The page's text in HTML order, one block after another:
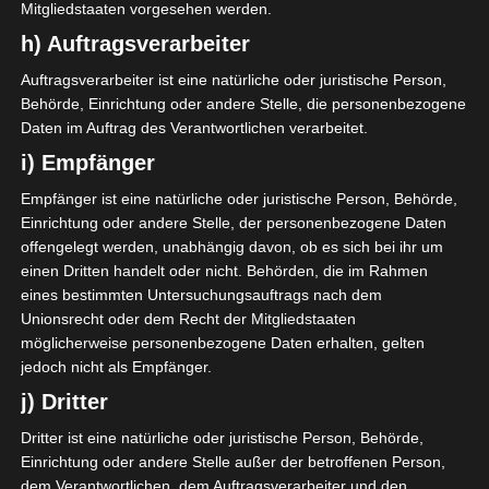
Esperance Sportive Zarzis gegen AS Rejiche (Aymen
Nasri)
Sonntag, 31. Oktober um 16h30
Club Africain gegen AS Soliman (Haythem Kossai)
Ben Ishak)
Die Begegnungen/Ergebnisse im Detail
Gruppe A
SPIELTAG 3
30 Okt. 2021
Hammam Sousse
(ESHS)
2 1
Club Sportif de
Hammam-Lif (CSHL)
Mitgliedstaaten vorgesehen werden.
h) Auftragsverarbeiter
Auftragsverarbeiter ist eine natürliche oder juristische Person,
Behörde, Einrichtung oder andere Stelle, die personenbezogene
Daten im Auftrag des Verantwortlichen verarbeitet.
i) Empfänger
Empfänger ist eine natürliche oder juristische Person, Behörde,
Einrichtung oder andere Stelle, der personenbezogene Daten
offengelegt werden, unabhängig davon, ob es sich bei ihr um
einen Dritten handelt oder nicht. Behörden, die im Rahmen
eines bestimmten Untersuchungsauftrags nach dem
Unionsrecht oder dem Recht der Mitgliedstaaten
möglicherweise personenbezogene Daten erhalten, gelten
jedoch nicht als Empfänger.
j) Dritter
Dritter ist eine natürliche oder juristische Person, Behörde,
Einrichtung oder andere Stelle außer der betroffenen Person,